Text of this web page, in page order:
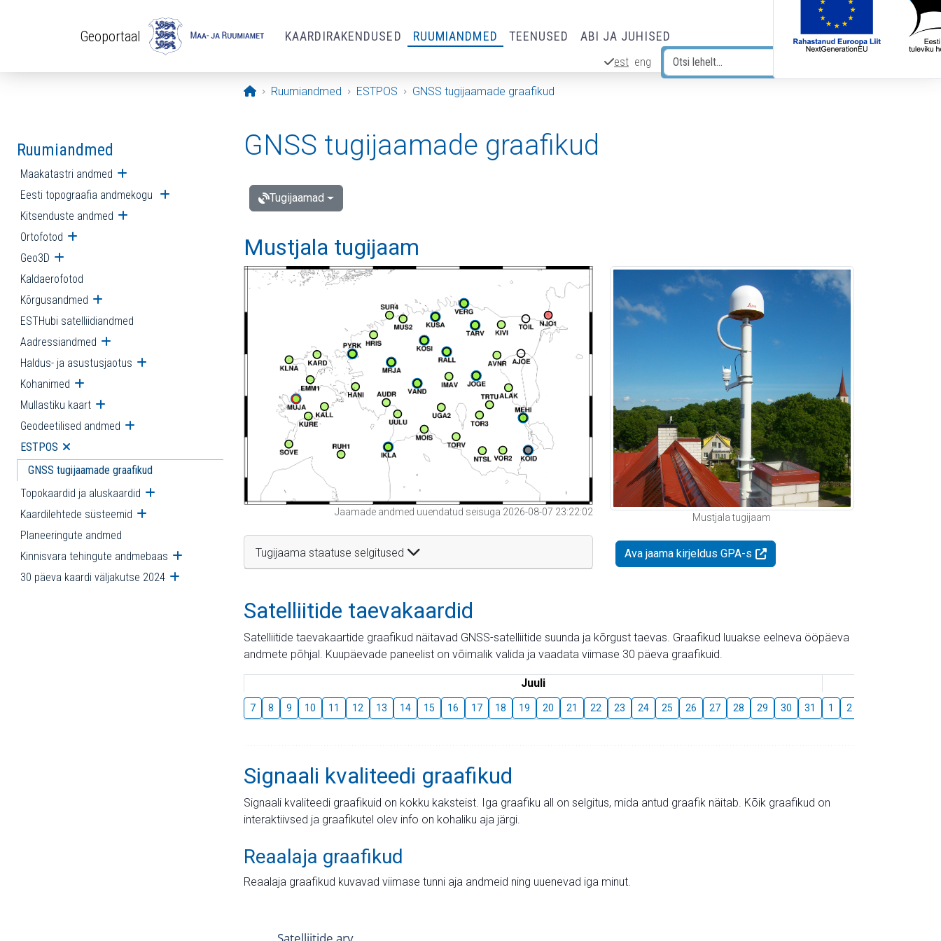
Geoportaal KAARDIRAKENDUSED RUUMIANDMED TEENUSED ABI JA JUHISED
est eng
Avaleht
Ruumiandmed ESTPOS GNSS tugijaamade graafikud
Ruumiandmed
Maakatastri andmed Ava alammenüü
Eesti topograafia andmekogu Ava alammenüü
Kitsenduste andmed Ava alammenüü
Ortofotod Ava alammenüü
Geo3D Ava alammenüü
Kaldaerofotod
Kõrgusandmed Ava alammenüü
ESTHubi satelliidiandmed
Aadressiandmed Ava alammenüü
Haldus- ja asustusjaotus Ava alammenüü
Kohanimed Ava alammenüü
Mullastiku kaart Ava alammenüü
Geodeetilised andmed Ava alammenüü
ESTPOS Ava alammenüü
GNSS tugijaamade graafikud
Topokaardid ja aluskaardid Ava alammenüü
Kaardilehtede süsteemid Ava alammenüü
Planeeringute andmed
Kinnisvara tehingute andmebaas Ava alammenüü
30 päeva kaardi väljakutse 2024 Ava alammenüü
GNSS tugijaamade graafikud
Tugijaamad
Mustjala tugijaam
Jaamade andmed uuendatud seisuga 2026-08-07 23:22:02
Tugijaama staatuse selgitused
Mustjala tugijaam
Ava jaama kirjeldus GPA-s
Satelliitide taevakaardid
Satelliitide taevakaartide graafikud näitavad GNSS-satelliitide suunda ja kõrgust taevas. Graafikud luuakse eelneva ööpäeva
andmete põhjal. Kuupäevade paneelist on võimalik valida ja vaadata viimase 30 päeva graafikuid.
Juuli
7 8 9 10 11 12 13 14 15 16 17 18 19 20 21 22 23 24 25 26 27 28 29 30 31 1 2
Signaali kvaliteedi graafikud
Signaali kvaliteedi graafikuid on kokku kaksteist. Iga graafiku all on selgitus, mida antud graafik näitab. Kõik graafikud on
interaktiivsed ja graafikutel olev info on kohaliku aja järgi.
Reaalaja graafikud
Reaalaja graafikud kuvavad viimase tunni aja andmeid ning uuenevad iga minut.